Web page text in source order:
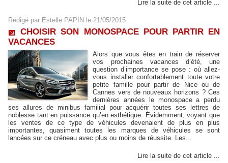
Lire la suite de cet article ...
Rédigé par Estelle PAPIN le 21/05/2015
CHOISIR SON MONOSPACE POUR PARTIR EN
VACANCES
Alors que vous êtes en train de réserver
vos prochaines vacances d’été, une
question d’importance se pose : où allez-
vous installer confortablement toute votre
petite famille pour partir de Nice ou de
Cannes vers de nouveaux horizons ? Ces
dernières années le monospace a perdu
ses allures de minibus familial pour acquérir toutes ses lettres de
noblesse tant en puissance qu’en esthétique. Évidemment, voyant que
les ventes de ce type de véhicules devenaient de plus en plus
importantes, quasiment toutes les marques de véhicules se sont
lancées sur ce créneau avec plus ou moins de réussite. Les...
Lire la suite de cet article ...